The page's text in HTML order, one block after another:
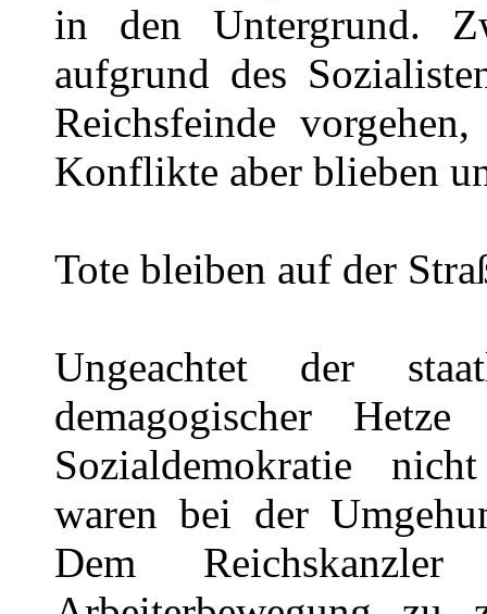
in den Untergrund.
aufgrund des
Reichsfeinde
Konflikte aber blieben
Tote bleiben auf der
Ungeachtet der
demagogischer
Sozialdemokratie
waren bei der
Dem